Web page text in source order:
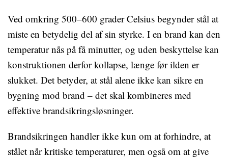
Ved omkring 500–600 grader Celsius begynder stål at
miste en betydelig del af sin styrke. I en brand kan den
temperatur nås på få minutter, og uden beskyttelse kan
konstruktionen derfor kollapse, længe før ilden er
slukket. Det betyder, at stål alene ikke kan sikre en
bygning mod brand – det skal kombineres med
effektive brandsikringsløsninger.
Brandsikringen handler ikke kun om at forhindre, at
stålet når kritiske temperaturer, men også om at give